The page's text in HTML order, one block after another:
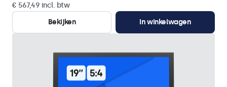
€ 567,49 incl. btw
Bekijken
In winkelwagen